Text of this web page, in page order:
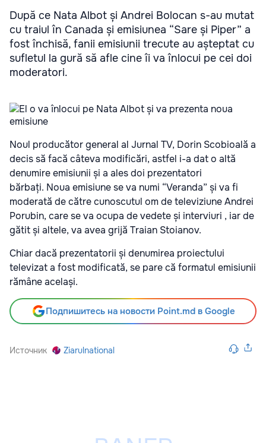
După ce Nata Albot și Andrei Bolocan s-au mutat
cu traiul în Canada și emisiunea “Sare și Piper” a
fost închisă, fanii emisiunii trecute au așteptat cu
sufletul la gură să afle cine îi va înlocui pe cei doi
moderatori.
Noul producător general al Jurnal TV, Dorin Scobioală a
decis să facă câteva modificări, astfel i-a dat o altă
denumire emisiunii și a ales doi prezentatori
bărbați. Noua emisiune se va numi “Veranda” și va fi
moderată de către cunoscutul om de televiziune Andrei
Porubin, care se va ocupa de vedete și interviuri , iar de
gătit și altele, va avea grijă Traian Stoianov.
Chiar dacă prezentatorii și denumirea proiectului
televizat a fost modificată, se pare că formatul emisiunii
rămâne același.
Подпишитесь на новости Point.md в Google
Источник Ziarulnational